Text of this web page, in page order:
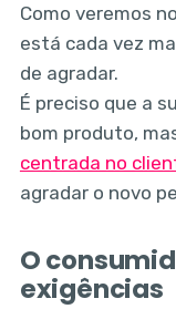
Como veremos
está cada vez
de agradar.
É preciso que a
bom produto,
centrada no
agradar o novo
O
exigências